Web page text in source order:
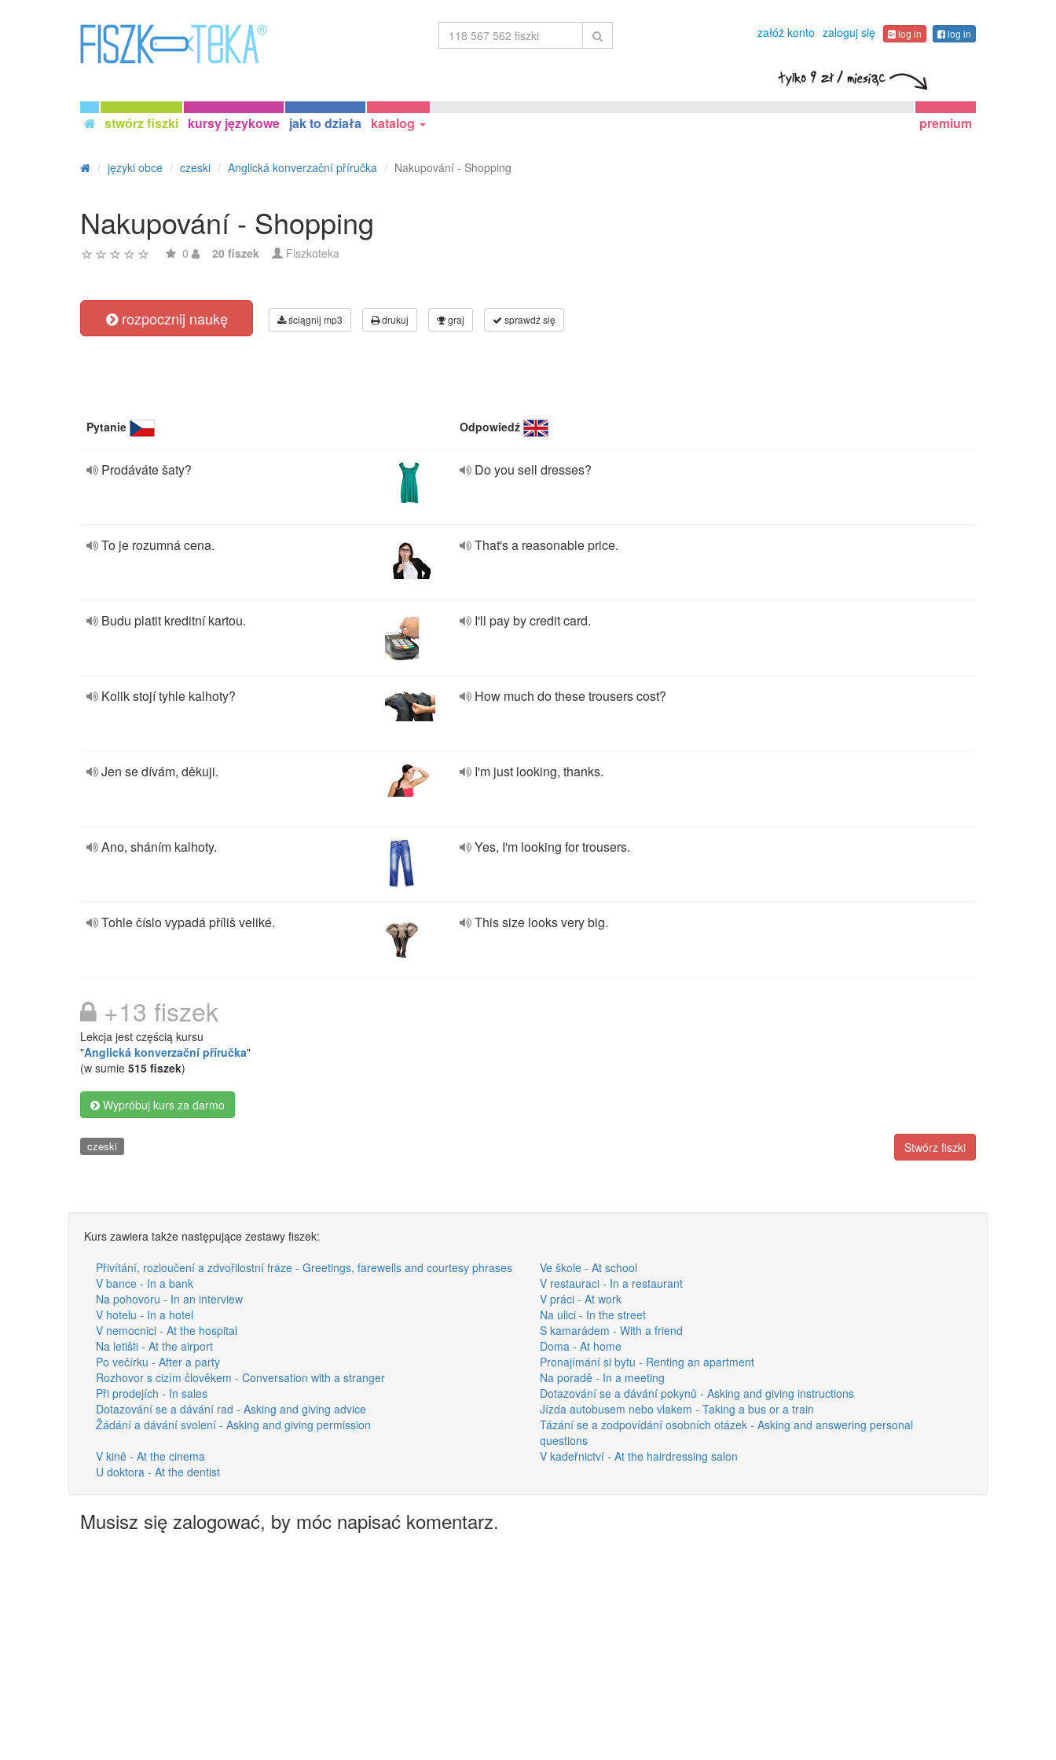
załóż konto zaloguj się log in log in
stwórz fiszki kursy językowe jak to działa katalog premium
języki obce czeski Anglická konverzační příručka Nakupování - Shopping
Nakupování - Shopping
0 20 fiszek Fiszkoteka
rozpocznij naukę ściągnij mp3 drukuj graj sprawdź się
Pytanie Odpowiedź
Prodáváte šaty? Do you sell dresses?
To je rozumná cena. That's a reasonable price.
Budu platit kreditní kartou. I'll pay by credit card.
Kolik stojí tyhle kalhoty? How much do these trousers cost?
Jen se dívám, děkuji. I'm just looking, thanks.
Ano, sháním kalhoty. Yes, I'm looking for trousers.
Tohle číslo vypadá příliš veliké. This size looks very big.
+13 fiszek
Lekcja jest częścią kursu
"Anglická konverzační příručka"
(w sumie 515 fiszek)
Wypróbuj kurs za darmo
Stwórz fiszki
czeski
Kurs zawiera także następujące zestawy fiszek:
Přivítání, rozloučení a zdvořilostní fráze - Greetings, farewells and courtesy phrases
Ve škole - At school
V bance - In a bank
V restauraci - In a restaurant
Na pohovoru - In an interview
V práci - At work
V hotelu - In a hotel
Na ulici - In the street
V nemocnici - At the hospital
S kamarádem - With a friend
Na letišti - At the airport
Doma - At home
Po večírku - After a party
Pronajímání si bytu - Renting an apartment
Rozhovor s cizím člověkem - Conversation with a stranger
Na poradě - In a meeting
Při prodejích - In sales
Dotazování se a dávání pokynů - Asking and giving instructions
Dotazování se a dávání rad - Asking and giving advice
Jízda autobusem nebo vlakem - Taking a bus or a train
Žádání a dávání svolení - Asking and giving permission
Tázání se a zodpovídání osobních otázek - Asking and answering personal
questions
V kině - At the cinema
V kadeřnictví - At the hairdressing salon
U doktora - At the dentist
Musisz się zalogować, by móc napisać komentarz.